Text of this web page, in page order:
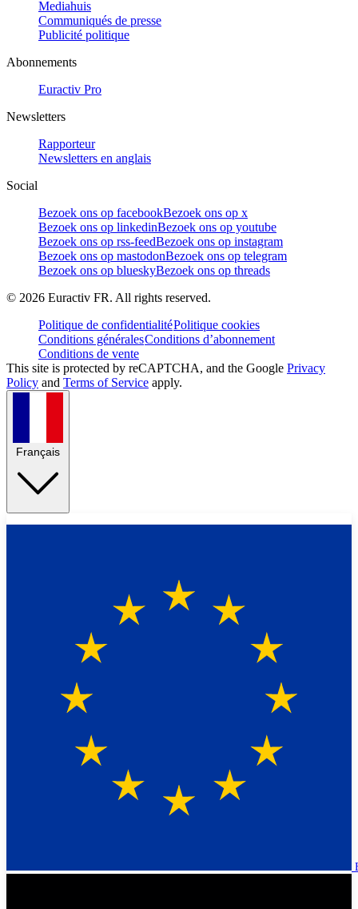
Mediahuis
Communiqués de presse
Publicité politique
Abonnements
Euractiv Pro
Newsletters
Rapporteur
Newsletters en anglais
Social
Bezoek ons op facebookBezoek ons op x
Bezoek ons op linkedinBezoek ons op youtube
Bezoek ons op rss-feedBezoek ons op instagram
Bezoek ons op mastodonBezoek ons op telegram
Bezoek ons op blueskyBezoek ons op threads
© 2026 Euractiv FR. All rights reserved.
Politique de confidentialitéPolitique cookies
Conditions généralesConditions d’abonnement
Conditions de vente
This site is protected by reCAPTCHA, and the Google Privacy
Policy and Terms of Service apply.
Français